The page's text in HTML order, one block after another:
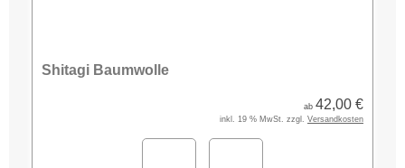
Shitagi Baumwolle
ab 42,00 €
inkl. 19 % MwSt. zzgl. Versandkosten